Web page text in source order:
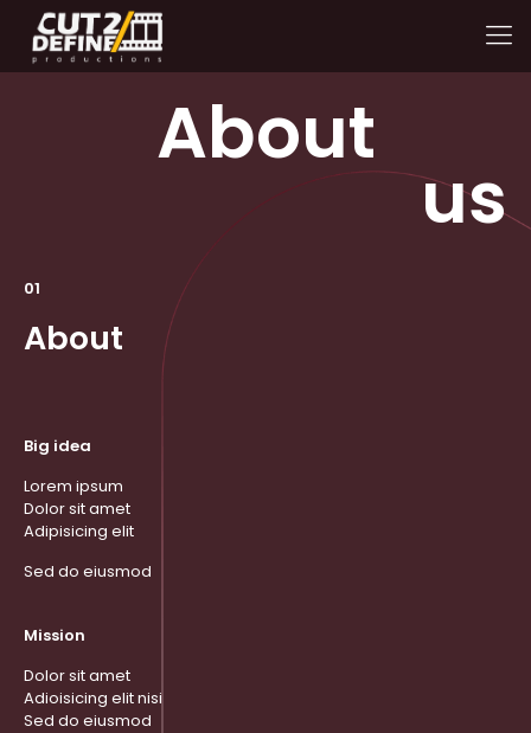
About
us
01
About
Big idea
Lorem ipsum
Dolor sit amet
Adipisicing elit
Sed do eiusmod
Mission
Dolor sit amet
Adioisicing elit nisi
Sed do eiusmod